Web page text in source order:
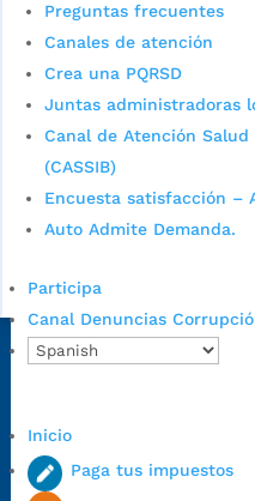
Preguntas frecuentes
Canales de atención
Crea una PQRSD
Juntas administradoras
Canal de Atención Salud
(CASSIB)
Encuesta satisfacción –
Auto Admite Demanda.
Participa
Canal Denuncias
Inicio
Paga tus impuestos
Alcaldía de
Sede principal
Dirección Fase I:Calle 35 # 10-
Colombia
Código Postal: